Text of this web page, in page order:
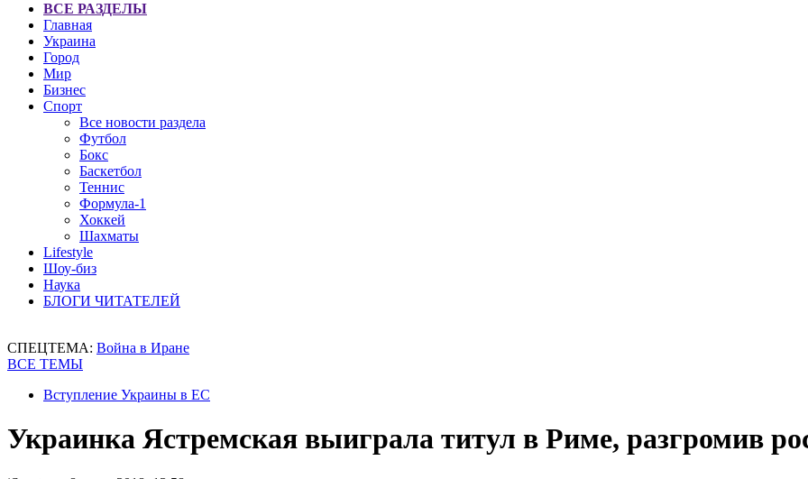
ВСЕ РАЗДЕЛЫ
Главная
Украина
Город
Мир
Бизнес
Спорт
Все новости раздела
Футбол
Бокс
Баскетбол
Теннис
Формула-1
Хоккей
Шахматы
Lifestyle
Шоу-биз
Наука
БЛОГИ ЧИТАТЕЛЕЙ
СПЕЦТЕМА: Война в Иране
ВСЕ ТЕМЫ
Вступление Украины в ЕС
Украинка Ястремская выиграла титул в Риме, разгромив